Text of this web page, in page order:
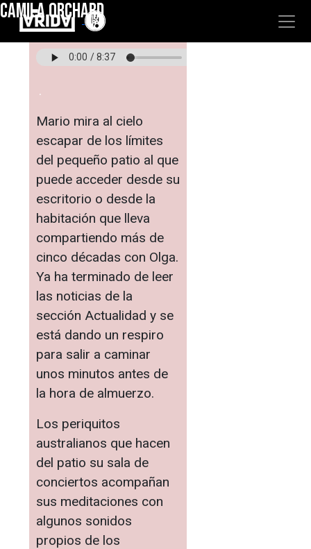
CAMILA ORCHARD
"
.
.
Mario mira al cielo
escapar de los límites
del pequeño patio al que
puede acceder desde su
escritorio o desde la
habitación que lleva
compartiendo más de
cinco décadas con Olga.
Ya ha terminado de leer
las noticias de la
sección Actualidad y se
está dando un respiro
para salir a caminar
unos minutos antes de
la hora de almuerzo.
Los periquitos
australianos que hacen
del patio su sala de
conciertos acompañan
sus meditaciones con
algunos sonidos
propios de los